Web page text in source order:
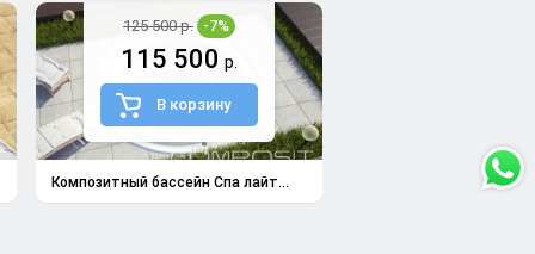
Композитный бассейн Спа лайт...
125 500 р. -7%
115 500 р.
В корзину